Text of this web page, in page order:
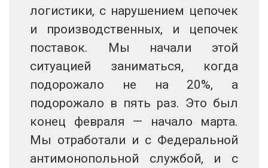
логистики, с нарушением цепочек
и производственных, и цепочек
поставок. Мы начали этой
ситуацией заниматься, когда
подорожало не на 20%, а
подорожало в пять раз. Это был
конец февраля — начало марта.
Мы отработали и с Федеральной
антимонопольной службой, и с